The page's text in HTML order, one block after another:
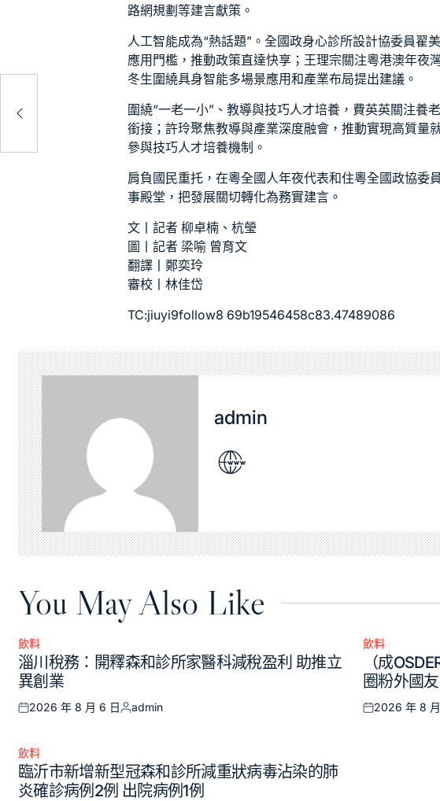
路網規劃等建言獻策。
人工智能成為“熱話題”。全國政身心診所設計協委員翟
應用門檻，推動政策直達快享；王理宗關注粵港澳年夜
冬生圍繞具身智能多場景應用和產業布局提出建議。
圍繞“一老一小”、教導與技巧人才培養，費英英關注養
銜接；許玲聚焦教導與產業深度融會，推動實現高質量
參與技巧人才培養機制。
肩負國民重托，在粵全國人年夜代表和住粵全國政協委
事殿堂，把發展關切轉化為務實建言。
文丨記者 柳卓楠、杭瑩
圖丨記者 梁喻 曾育文
翻譯丨鄭奕玲
審校丨林佳岱
TC:jiuyi9follow8 69b19546458c83.47489086
admin
You May Also Like
Posted
in
飲料
淄川稅務：開釋森和診所家醫科減稅盈利 助推立
異創業
Posted
2026 年 8 月 6 日
Posted
admin
Posted
飲料
（成
圈粉外國
Posted
2026 年 8
Posted
in
飲料
臨沂市新增新型冠森和診所減重狀病毒沾染的肺
炎確診病例2例 出院病例1例